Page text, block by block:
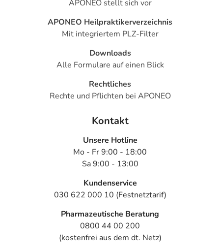
APONEO stellt sich vor
APONEO Heilpraktikerverzeichnis
Mit integriertem PLZ-Filter
Downloads
Alle Formulare auf einen Blick
Rechtliches
Rechte und Pflichten bei APONEO
Kontakt
Unsere Hotline
Mo - Fr 9:00 - 18:00
Sa 9:00 - 13:00
Kundenservice
030 622 000 10 (Festnetztarif)
Pharmazeutische Beratung
0800 44 00 200
(kostenfrei aus dem dt. Netz)